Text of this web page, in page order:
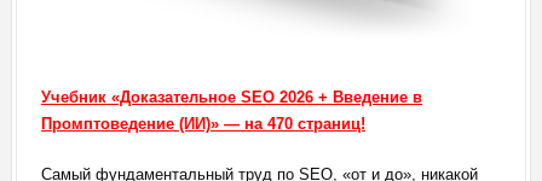
Учебник «Доказательное SEO 2026 + Введение в
Промптоведение (ИИ)» — на 470 страниц!
Самый фундаментальный труд по SEO, «от и до», никакой